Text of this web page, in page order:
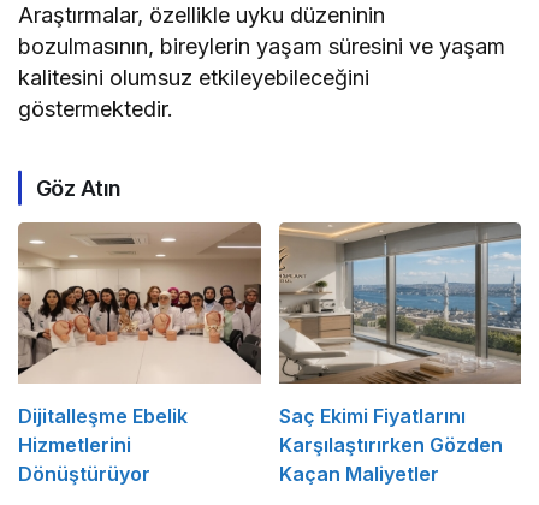
Araştırmalar, özellikle uyku düzeninin
bozulmasının, bireylerin yaşam süresini ve yaşam
kalitesini olumsuz etkileyebileceğini
göstermektedir.
Göz Atın
Dijitalleşme Ebelik
Hizmetlerini
Dönüştürüyor
Saç Ekimi Fiyatlarını
Karşılaştırırken Gözden
Kaçan Maliyetler